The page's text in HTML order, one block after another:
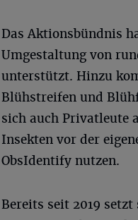
Das Aktionsbündnis
Umgestaltung von
unterstützt. Hinzu
Blühstreifen und
sich auch Privatleute
Insekten vor der
ObsIdentify nutzen.
Bereits seit 2019